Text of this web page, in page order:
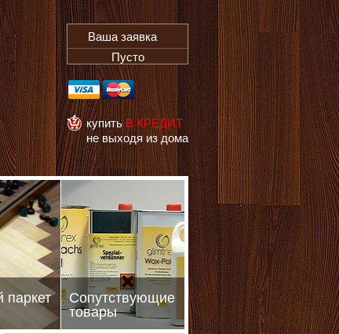
Ваша заявка
Пусто
купитьВ КРЕДИТ
не выходя из дома
Сопутствующие
товары